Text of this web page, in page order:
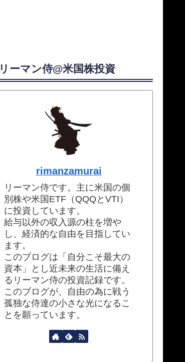
リーマン侍@米国株投資
rimanzamurai
リーマン侍です。主に米国の個
別株や米国ETF（QQQとVTI）
に投資しています。
給与以外の収入源の柱を増や
し、経済的な自由を目指してい
ます。
このブログは「自分こそ最大の
資本」とし近未来の生活に備え
るリーマン侍の投資記録です。
このブログが、自由の為に戦う
孤独な侍達の小さな光になるこ
とを願っています。